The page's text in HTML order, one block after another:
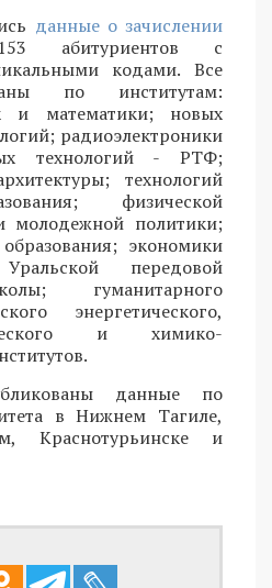
данные о зачислении
абитуриентов с
кодами. Все
по институтам:
и математики; новых
радиоэлектроники
технологий - РТФ;
технологий
физической
молодежной политики;
экономики
передовой
гуманитарного
энергетического,
и химико-
данные по
в Нижнем Тагиле,
Краснотурьинске и